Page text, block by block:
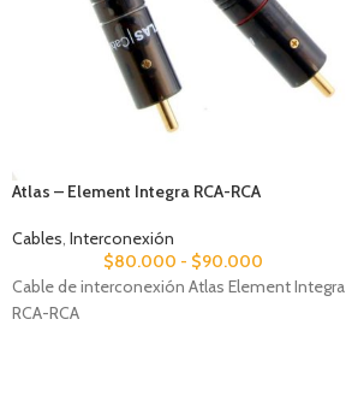
Atlas – Element Integra RCA-RCA
Cables, Interconexión
$80.000 - $90.000
Cable de interconexión Atlas Element Integra
RCA-RCA